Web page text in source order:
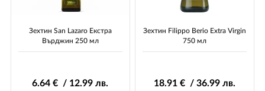
Зехтин San Lazaro Екстра
Върджин 250 мл
6.64 € / 12.99 лв.
Зехтин Filippo Berio Extra Virgin
750 мл
18.91 € / 36.99 лв.